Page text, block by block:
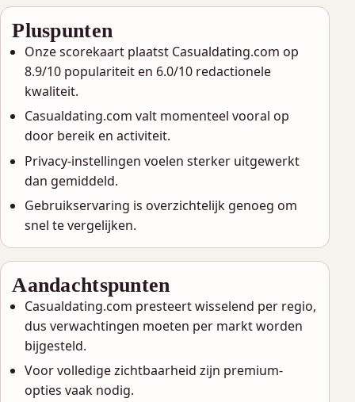
Pluspunten
Onze scorekaart plaatst Casualdating.com op
8.9/10 populariteit en 6.0/10 redactionele
kwaliteit.
Casualdating.com valt momenteel vooral op
door bereik en activiteit.
Privacy-instellingen voelen sterker uitgewerkt
dan gemiddeld.
Gebruikservaring is overzichtelijk genoeg om
snel te vergelijken.
Aandachtspunten
Casualdating.com presteert wisselend per regio,
dus verwachtingen moeten per markt worden
bijgesteld.
Voor volledige zichtbaarheid zijn premium-
opties vaak nodig.